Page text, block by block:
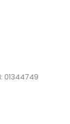
01344749